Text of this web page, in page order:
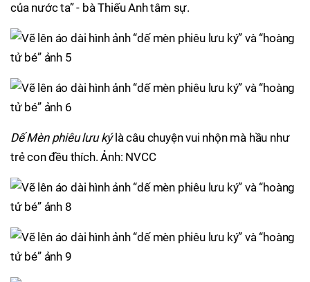
của nước ta” - bà Thiếu Anh tâm sự.
Dế Mèn phiêu lưu kýlà câu chuyện vui nhộn mà hầu như
trẻ con đều thích. Ảnh: NVCC